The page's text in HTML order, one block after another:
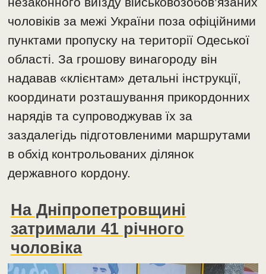
чоловіків за межі України поза офіційними
пунктами пропуску на території Одеської
області. За грошову винагороду він
надавав «клієнтам» детальні інструкції,
координати розташування прикордонних
нарядів та супроводжував їх за
заздалегідь підготовленими маршрутами
в обхід контрольованих ділянок
державного кордону.
На Дніпропетровщині
затримали 41 річного
чоловіка